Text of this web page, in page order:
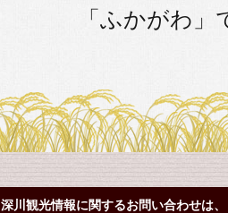
「ふかがわ
深川観光情報に関するお問い合わせは、